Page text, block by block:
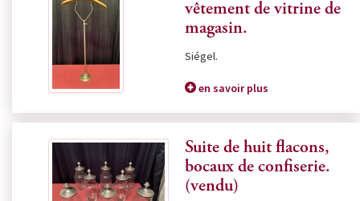
vêtement de vitrine de
magasin.
Siégel.
en savoir plus
Suite de huit flacons,
bocaux de confiserie.
(vendu)